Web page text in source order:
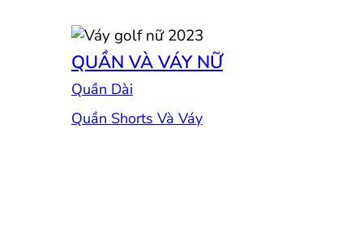
QUẦN VÀ VÁY NỮ
Quần Dài
Quần Shorts Và Váy